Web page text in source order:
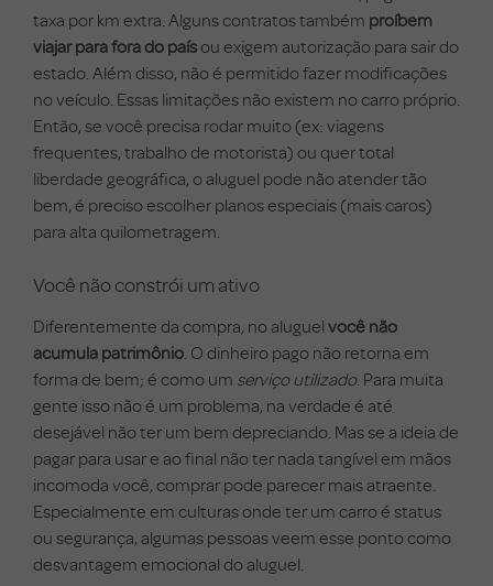
taxa por km extra. Alguns contratos também proíbem
viajar para fora do paísou exigem autorização para sair do
estado. Além disso, não é permitido fazer modificações
no veículo. Essas limitações não existem no carro próprio.
Então, se você precisa rodar muito (ex: viagens
frequentes, trabalho de motorista) ou quer total
liberdade geográfica, o aluguel pode não atender tão
bem, é preciso escolher planos especiais (mais caros)
para alta quilometragem.
Você não constrói um ativo
Diferentemente da compra, no aluguel você não
acumula patrimônio . O dinheiro pago não retorna em
forma de bem; é como um serviço utilizado. Para muita
gente isso não é um problema, na verdade é até
desejável não ter um bem depreciando. Mas se a ideia de
pagar para usar e ao final não ter nada tangível em mãos
incomoda você, comprar pode parecer mais atraente.
Especialmente em culturas onde ter um carro é status
ou segurança, algumas pessoas veem esse ponto como
desvantagem emocional do aluguel.